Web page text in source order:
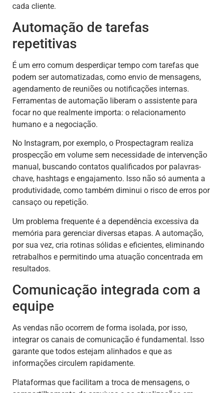
cada cliente.
Automação de tarefas
repetitivas
É um erro comum desperdiçar tempo com tarefas que
podem ser automatizadas, como envio de mensagens,
agendamento de reuniões ou notificações internas.
Ferramentas de automação liberam o assistente para
focar no que realmente importa: o relacionamento
humano e a negociação.
No Instagram, por exemplo, o Prospectagram realiza
prospecção em volume sem necessidade de intervenção
manual, buscando contatos qualificados por palavras-
chave, hashtags e engajamento. Isso não só aumenta a
produtividade, como também diminui o risco de erros por
cansaço ou repetição.
Um problema frequente é a dependência excessiva da
memória para gerenciar diversas etapas. A automação,
por sua vez, cria rotinas sólidas e eficientes, eliminando
retrabalhos e permitindo uma atuação concentrada em
resultados.
Comunicação integrada com a
equipe
As vendas não ocorrem de forma isolada, por isso,
integrar os canais de comunicação é fundamental. Isso
garante que todos estejam alinhados e que as
informações circulem rapidamente.
Plataformas que facilitam a troca de mensagens, o